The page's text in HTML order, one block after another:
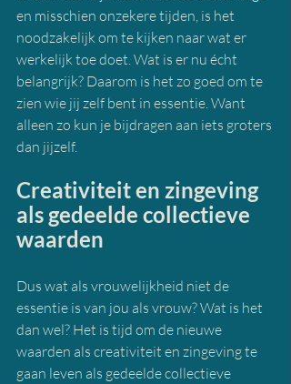
en misschien onzekere tijden, is het
noodzakelijk om te kijken naar wat er
werkelijk toe doet. Wat is er nu écht
belangrijk? Daarom is het zo goed om te
zien wie jij zelf bent in essentie. Want
alleen zo kun je bijdragen aan iets groters
dan jijzelf.
Creativiteit en zingeving
als gedeelde collectieve
waarden
Dus wat als vrouwelijkheid niet de
essentie is van jou als vrouw? Wat is het
dan wel? Het is tijd om de nieuwe
waarden als creativiteit en zingeving te
gaan leven als gedeelde collectieve